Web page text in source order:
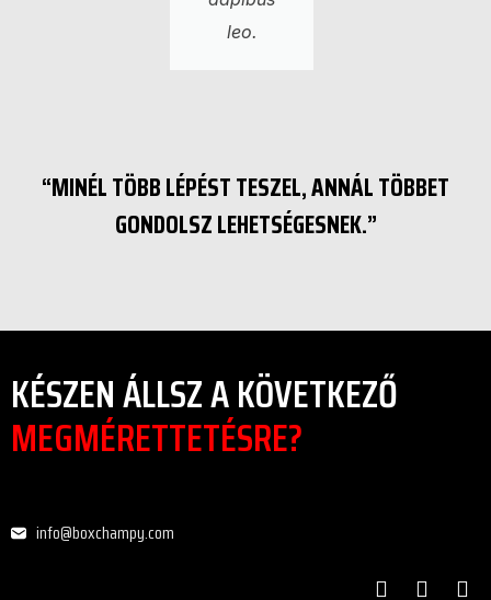
leo.
“MINÉL TÖBB LÉPÉST TESZEL, ANNÁL TÖBBET
GONDOLSZ LEHETSÉGESNEK.”
KÉSZEN ÁLLSZ A KÖVETKEZŐ
MEGMÉRETTETÉSRE?
info@boxchampy.com